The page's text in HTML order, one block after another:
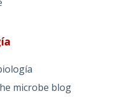
microbe blog